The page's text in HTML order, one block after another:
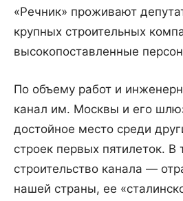
«Речник» проживают
крупных строительных
высокопоставленные
По объему работ и
канал им. Москвы и его
достойное место среди
строек первых пятилеток.
строительство канала —
нашей страны, ее